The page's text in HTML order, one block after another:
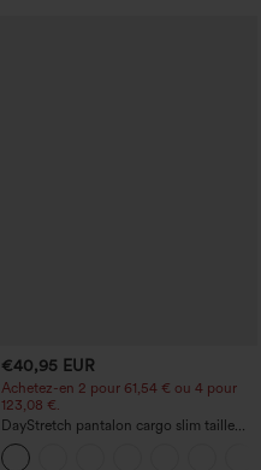
€40,95 EUR
Achetez-en 2 pour 61,54 € ou 4 pour
123,08 €.
DayStretch pantalon cargo slim taille
haute, poches zippées, uni